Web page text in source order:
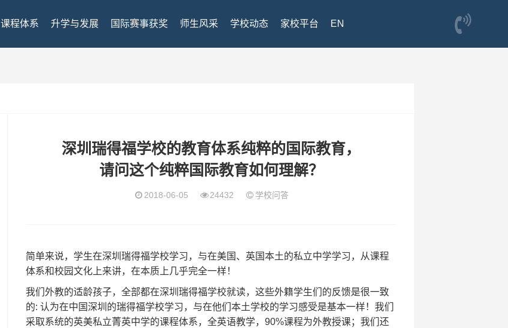
课程体系 升学与发展 国际赛事获奖 师生风采 学校动态 家校平台 EN
深圳瑞得福学校的教育体系纯粹的国际教育，
请问这个纯粹国际教育如何理解？
2018-06-05 24432 学校问答
简单来说，学生在深圳瑞得福学校学习，与在美国、英国本土的私立中学学习，从课程
体系和校园文化上来讲，在本质上几乎完全一样！
我们外教的适龄孩子，全部都在深圳瑞得福学校就读，这些外籍学生们的反馈是很一致
的: 认为在中国深圳的瑞得福学校学习，与在他们本土学校的学习感受是基本一样！我们
采取系统的英美私立菁英中学的课程体系，全英语教学，90%课程为外教授课；我们还